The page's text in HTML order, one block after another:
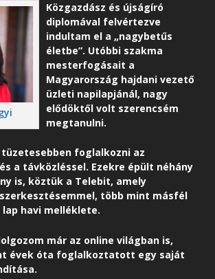
Közgazdász és újságíró
diplomával felvértezve
indultam el a „nagybetűs
életbe”. Utóbbi szakma
mesterfogásait a
Magyarország hajdani vezető
üzleti napilapjánál, nagy
elődöktől volt szerencsém
megtanulni.
foglalkozni az
a távközléssel. Ezekre épült néhány
is, köztük a Telebit, amely
több mint másfél
havi melléklete.
már az online világban is,
évek óta foglalkoztatott egy saját